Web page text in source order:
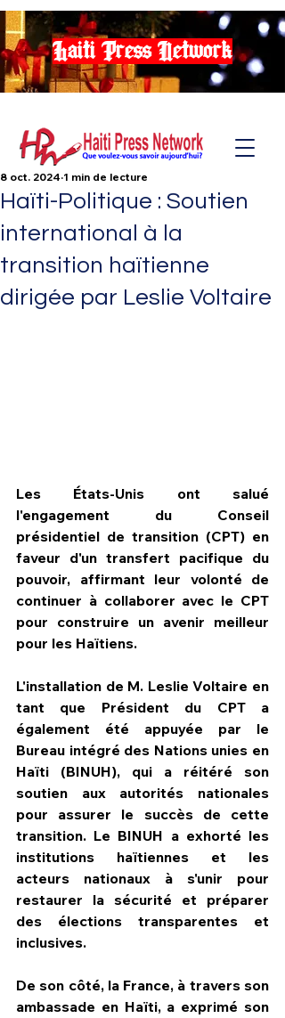
Haiti Press Network
HPN Live
Haïti-Politique : Soutien
international à la
transition haïtienne
dirigée par Leslie Voltaire
8 oct. 2024 1 min de lecture
Les États-Unis ont salué
l'engagement du Conseil
présidentiel de transition (CPT) en
faveur d'un transfert pacifique du
pouvoir, affirmant leur volonté de
continuer à collaborer avec le CPT
pour construire un avenir meilleur
pour les Haïtiens.
L'installation de M. Leslie Voltaire en
tant que Président du CPT a
également été appuyée par le
Bureau intégré des Nations unies en
Haïti (BINUH), qui a réitéré son
soutien aux autorités nationales
pour assurer le succès de cette
transition. Le BINUH a exhorté les
institutions haïtiennes et les
acteurs nationaux à s'unir pour
restaurer la sécurité et préparer
des élections transparentes et
inclusives.
De son côté, la France, à travers son
ambassade en Haïti, a exprimé son